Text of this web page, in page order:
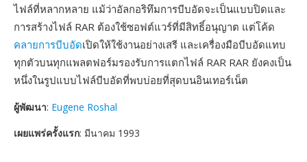
ไฟล์ที่หลากหลาย แม้ว่าอัลกอริทึมการบีบอัดจะเป็นแบบปิดและ
การสร้างไฟล์ RAR ต้องใช้ซอฟต์แวร์ที่มีสิทธิ์อนุญาต แต่โค้ด
คลายการบีบอัดเปิดให้ใช้งานอย่างเสรี และเครื่องมือบีบอัดแทบ
ทุกตัวบนทุกแพลตฟอร์มรองรับการแตกไฟล์ RAR RAR ยังคงเป็น
หนึ่งในรูปแบบไฟล์บีบอัดที่พบบ่อยที่สุดบนอินเทอร์เน็ต
ผู้พัฒนา: Eugene Roshal
เผยแพร่ครั้งแรก: มีนาคม 1993